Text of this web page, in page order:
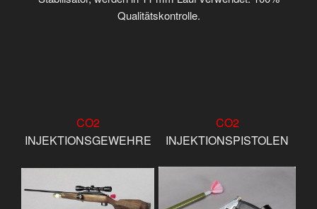
Qualitätskontrolle.
CO2
INJEKTIONSGEWEHRE
CO2
INJEKTIONSPISTOLEN